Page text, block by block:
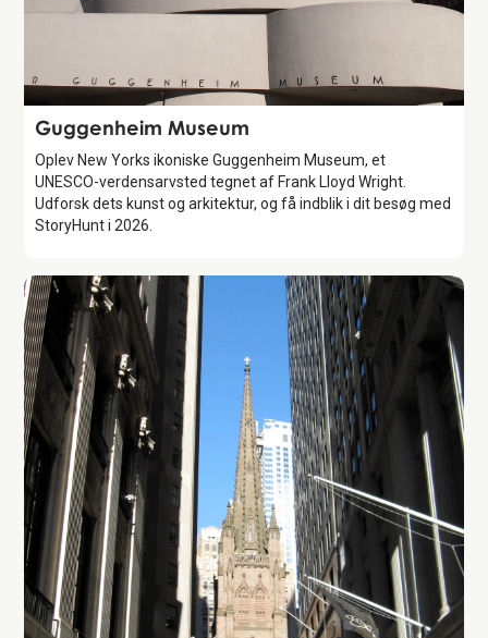
Attraction
Guggenheim Museum
Oplev New Yorks ikoniske Guggenheim Museum, et
UNESCO-verdensarvsted tegnet af Frank Lloyd Wright.
Udforsk dets kunst og arkitektur, og få indblik i dit besøg med
StoryHunt i 2026.